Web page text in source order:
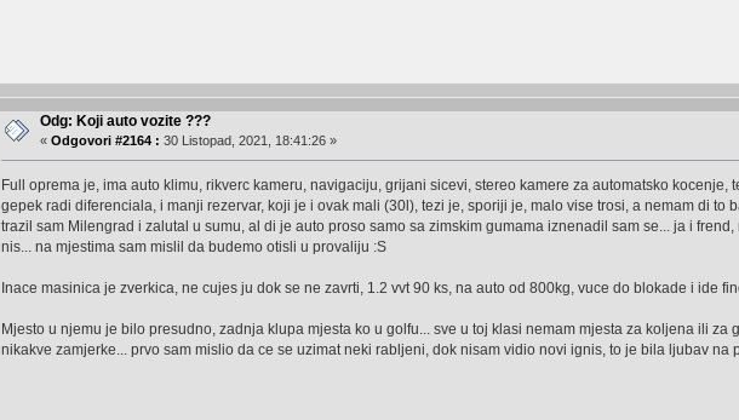
Odg: Koji auto vozite ???
«Odgovori #2164 : 30 Listopad, 2021, 18:41:26 »
Full oprema je, ima auto klimu, rikverc kameru, navigaciju, grijani sicevi, stereo kamere za automatsko
gepek radi diferenciala, i manji rezervar, koji je i ovak mali (30l), tezi je, sporiji je, malo vise trosi, a nemam di to
trazil sam Milengrad i zalutal u sumu, al di je auto proso samo sa zimskim gumama iznenadil sam se... ja i
nis... na mjestima sam mislil da budemo otisli u provaliju :S
Inace masinica je zverkica, ne cujes ju dok se ne zavrti, 1.2 vvt 90 ks, na auto od 800kg, vuce do blokade i ide
Mjesto u njemu je bilo presudno, zadnja klupa mjesta ko u golfu... sve u toj klasi nemam mjesta za koljena ili za
nikakve zamjerke... prvo sam mislio da ce se uzimat neki rabljeni, dok nisam vidio novi ignis, to je bila ljubav na